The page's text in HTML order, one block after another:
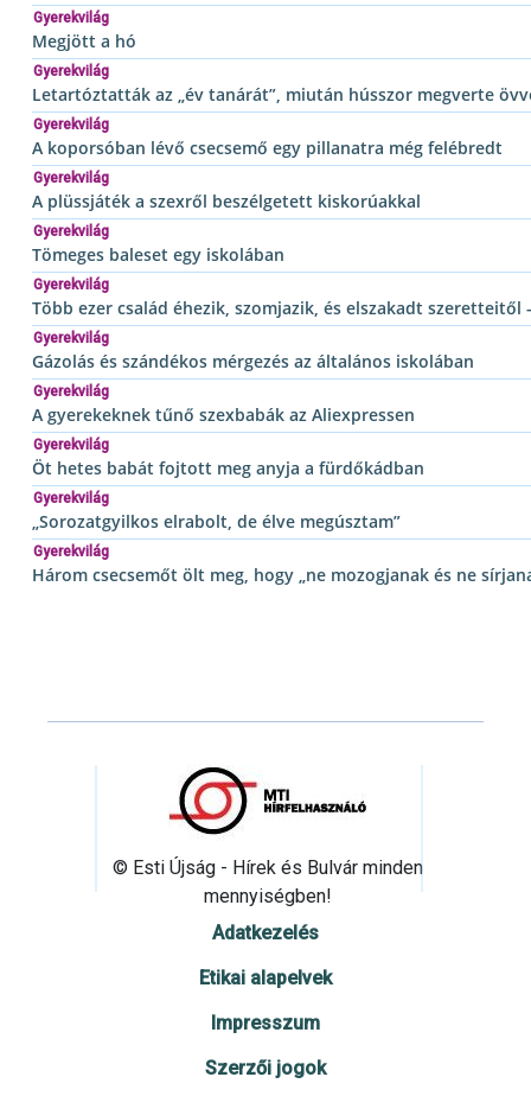
Gyerekvilág
Megjött a hó
Gyerekvilág
Letartóztatták az „év tanárát”, miután hússzor megverte
Gyerekvilág
A koporsóban lévő csecsemő egy pillanatra még felébredt
Gyerekvilág
A plüssjáték a szexről beszélgetett kiskorúakkal
Gyerekvilág
Tömeges baleset egy iskolában
Gyerekvilág
Több ezer család éhezik, szomjazik, és elszakadt szeretteitől
Gyerekvilág
Gázolás és szándékos mérgezés az általános iskolában
Gyerekvilág
A gyerekeknek tűnő szexbabák az Aliexpressen
Gyerekvilág
Öt hetes babát fojtott meg anyja a fürdőkádban
Gyerekvilág
„Sorozatgyilkos elrabolt, de élve megúsztam”
Gyerekvilág
Három csecsemőt ölt meg, hogy „ne mozogjanak és ne
© Esti Újság - Hírek és Bulvár minden
mennyiségben!
Adatkezelés
Etikai alapelvek
Impresszum
Szerzői jogok